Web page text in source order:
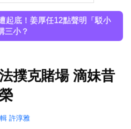
起底！姜厚任12點聲明「駁小
三小？
百萬！神隱9月「二度發聲」：
時掌握天下大小事！
吹出去
撲克賭場 滴妹昔
許淳雅